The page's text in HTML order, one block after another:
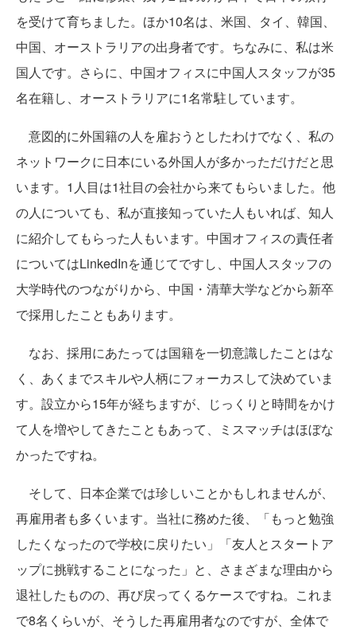
を受けて育ちました。ほか10名は、米国、タイ、韓国、
中国、オーストラリアの出身者です。ちなみに、私は米
国人です。さらに、中国オフィスに中国人スタッフが35
名在籍し、オーストラリアに1名常駐しています。
意図的に外国籍の人を雇おうとしたわけでなく、私の
ネットワークに日本にいる外国人が多かっただけだと思
います。1人目は1社目の会社から来てもらいました。他
の人についても、私が直接知っていた人もいれば、知人
に紹介してもらった人もいます。中国オフィスの責任者
についてはLinkedInを通じてですし、中国人スタッフの
大学時代のつながりから、中国・清華大学などから新卒
で採用したこともあります。
なお、採用にあたっては国籍を一切意識したことはな
く、あくまでスキルや人柄にフォーカスして決めていま
す。設立から15年が経ちますが、じっくりと時間をかけ
て人を増やしてきたこともあって、ミスマッチはほぼな
かったですね。
そして、日本企業では珍しいことかもしれませんが、
再雇用者も多くいます。当社に務めた後、「もっと勉強
したくなったので学校に戻りたい」「友人とスタートア
ップに挑戦することになった」と、さまざまな理由から
退社したものの、再び戻ってくるケースですね。これま
で8名くらいが、そうした再雇用者なのですが、全体で